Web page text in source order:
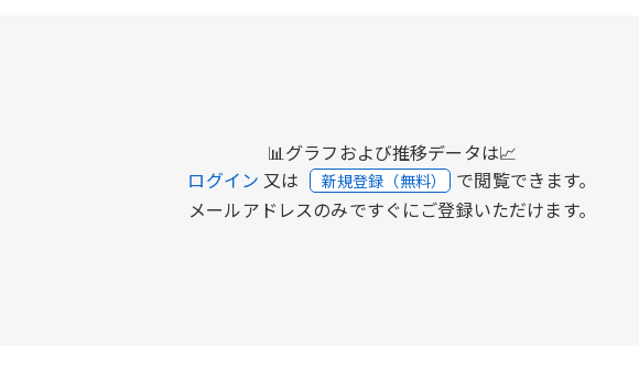
📊グラフおよび推移データは📈
ログイン 又は 新規登録（無料） で閲覧できます。
メールアドレスのみですぐにご登録いただけます。